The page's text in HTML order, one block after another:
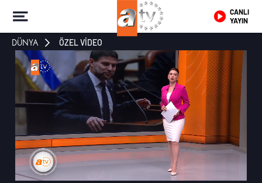
CANLI
YAYIN
DÜNYA ÖZEL VİDEO